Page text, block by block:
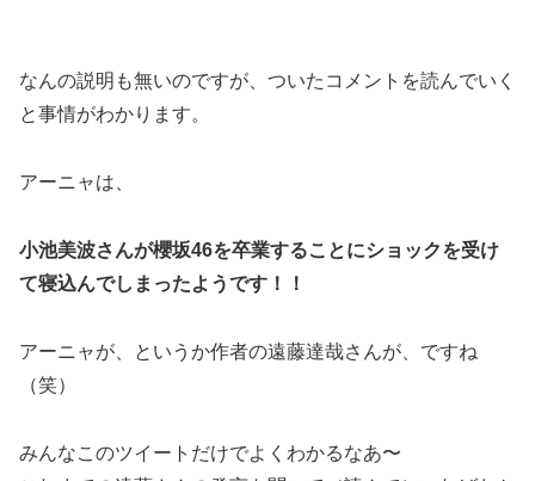
なんの説明も無いのですが、ついたコメントを読んでいく
と事情がわかります。
アーニャは、
小池美波さんが櫻坂46を卒業することにショックを受け
て寝込んでしまったようです！！
アーニャが、というか作者の遠藤達哉さんが、ですね
（笑）
みんなこのツイートだけでよくわかるなあ〜